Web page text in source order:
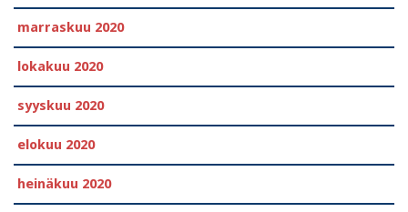
marraskuu 2020
lokakuu 2020
syyskuu 2020
elokuu 2020
heinäkuu 2020